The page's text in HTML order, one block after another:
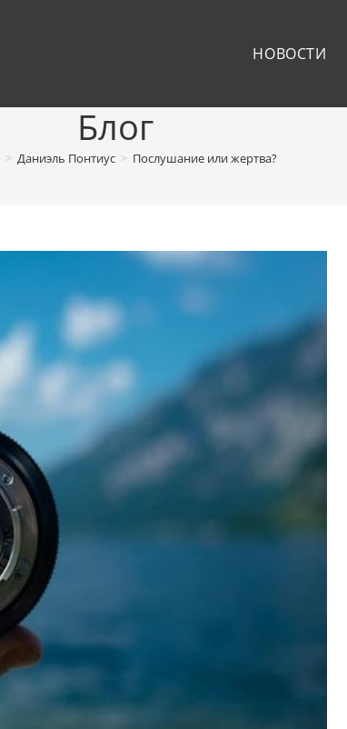
НОВОСТИ
Блог
> Даниэль Понтиус > Послушание или жертва?